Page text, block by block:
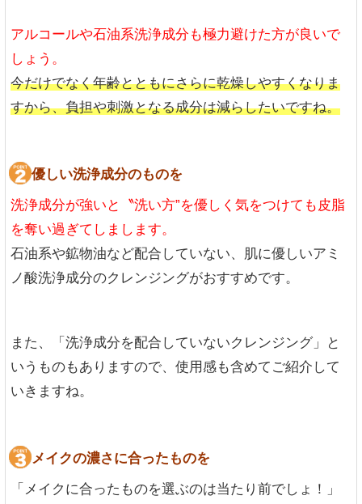
アルコールや石油系洗浄成分も極力避けた方が良いで
しょう。
今だけでなく年齢とともにさらに乾燥しやすくなりま
すから、負担や刺激となる成分は減らしたいですね。
優しい洗浄成分のものを
洗浄成分が強いと〝洗い方”を優しく気をつけても皮脂
を奪い過ぎてしまします。
石油系や鉱物油など配合していない、肌に優しいアミ
ノ酸洗浄成分のクレンジングがおすすめです。
また、「洗浄成分を配合していないクレンジング」と
いうものもありますので、使用感も含めてご紹介して
いきますね。
メイクの濃さに合ったものを
「メイクに合ったものを選ぶのは当たり前でしょ！」